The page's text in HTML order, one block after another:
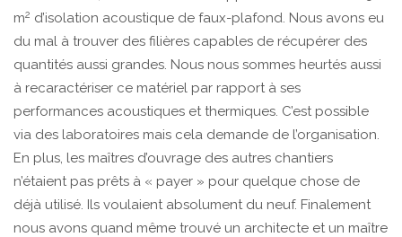
m2 d’isolation acoustique de faux-plafond. Nous avons eu
du mal à trouver des filières capables de récupérer des
quantités aussi grandes. Nous nous sommes heurtés aussi
à recaractériser ce matériel par rapport à ses
performances acoustiques et thermiques. C’est possible
via des laboratoires mais cela demande de l’organisation.
En plus, les maîtres d’ouvrage des autres chantiers
n’étaient pas prêts à « payer » pour quelque chose de
déjà utilisé. Ils voulaient absolument du neuf. Finalement
nous avons quand même trouvé un architecte et un maître